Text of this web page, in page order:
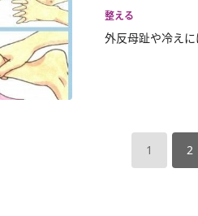
整える
外反母趾や冷え
1 2